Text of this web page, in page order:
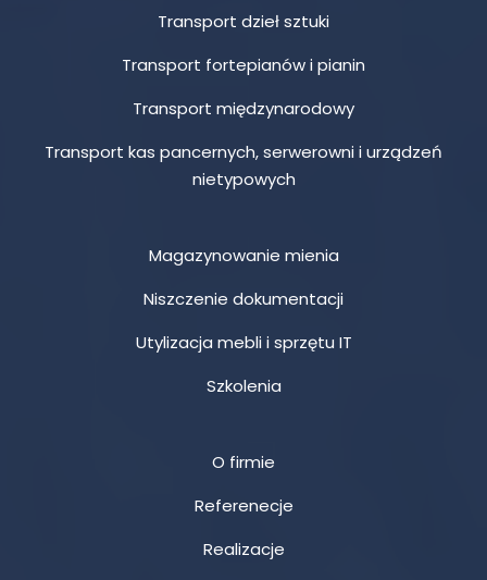
Transport dzieł sztuki
Transport fortepianów i pianin
Transport międzynarodowy
Transport kas pancernych, serwerowni i urządzeń
nietypowych
Magazynowanie mienia
Niszczenie dokumentacji
Utylizacja mebli i sprzętu IT
Szkolenia
O firmie
Referenecje
Realizacje